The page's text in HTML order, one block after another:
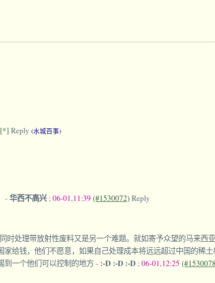
Reply (水城百事)
- 华西不高兴 ; 06-01,11:39 (#1530072) Reply
处理带放射性废料又是另一个难题。就如寄予众望的马来西
给钱，他们不愿意，如果自己处理成本将远远超过中国的稀
到一个他们可以控制的地方 - :-D :-D :-D ; 06-01,12:25